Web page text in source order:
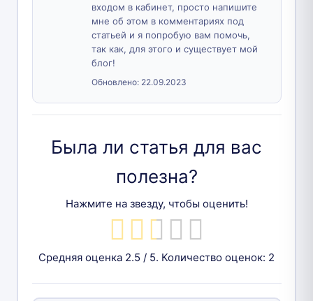
входом в кабинет, просто напишите
мне об этом в комментариях под
статьей и я попробую вам помочь,
так как, для этого и существует мой
блог!
Обновлено: 22.09.2023
Была ли статья для вас
полезна?
Нажмите на звезду, чтобы оценить!
Средняя оценка 2.5 / 5. Количество оценок: 2